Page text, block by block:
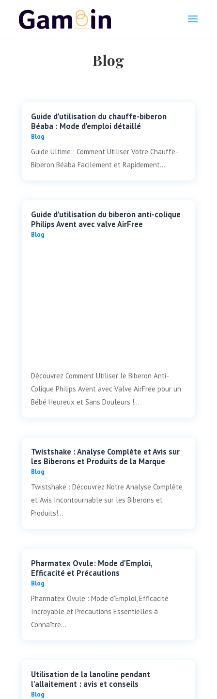
Blog
Guide d'utilisation du chauffe-biberon
Béaba : Mode d'emploi détaillé
Blog
Guide Ultime : Comment Utiliser Votre Chauffe-
Biberon Béaba Facilement et Rapidement...
Guide d'utilisation du biberon anti-colique
Philips Avent avec valve AirFree
Blog
Découvrez Comment Utiliser le Biberon Anti-
Colique Philips Avent avec Valve AirFree pour un
Bébé Heureux et Sans Douleurs !...
Twistshake : Analyse Complète et Avis sur
les Biberons et Produits de la Marque
Blog
Twistshake : Découvrez Notre Analyse Complète
et Avis Incontournable sur les Biberons et
Produits!...
Pharmatex Ovule: Mode d'Emploi,
Efficacité et Précautions
Blog
Pharmatex Ovule : Mode d'Emploi, Efficacité
Incroyable et Précautions Essentielles à
Connaître...
Utilisation de la lanoline pendant
l'allaitement : avis et conseils
Blog